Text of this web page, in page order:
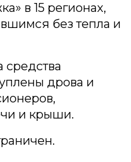
в 15 регионах,
без тепла и
средства
дрова и
и крыши.